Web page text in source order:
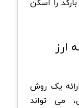
ارز
یک روش
می تواند